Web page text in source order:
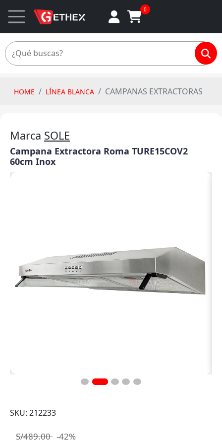
0
HOME LÍNEA BLANCA CAMPANAS EXTRACTORAS
Marca SOLE
Campana Extractora Roma TURE15COV2
60cm Inox
SKU: 212233
S/489.00 -42%